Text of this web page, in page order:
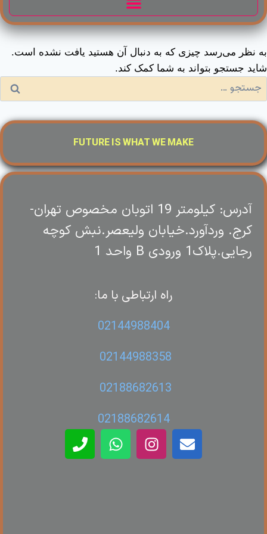
به نظر می‌رسد چیزی که به دنبال آن هستید یافت نشده است.
شاید جستجو بتواند به شما کمک کند.
FUTURE IS WHAT WE MAKE
آدرس: کیلومتر 19 اتوبان مخصوص تهران-
کرج. وردآورد.خیابان ولیعصر.نبش کوچه
رجایی.پلاک1 ورودی B واحد 1
راه ارتباطی با ما:
02144988404
02144988358
02188682613
02188682614